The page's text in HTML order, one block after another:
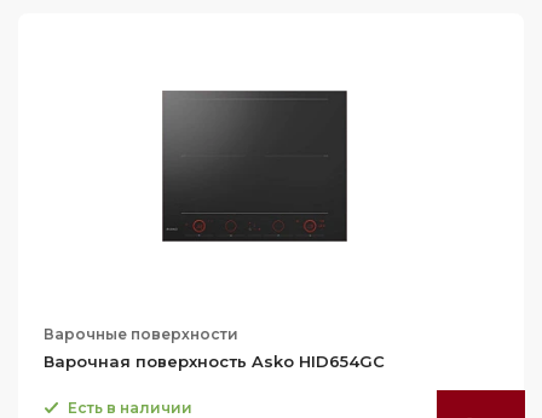
Варочные поверхности
Варочная поверхность Asko HID654GC
Есть в наличии